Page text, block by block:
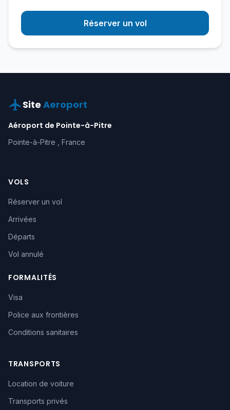
Réserver un vol
Site Aeroport
Aéroport de Pointe-à-Pitre
Pointe-à-Pitre , France
VOLS
Réserver un vol
Arrivées
Départs
Vol annulé
FORMALITÉS
Visa
Police aux frontières
Conditions sanitaires
TRANSPORTS
Location de voiture
Transports privés